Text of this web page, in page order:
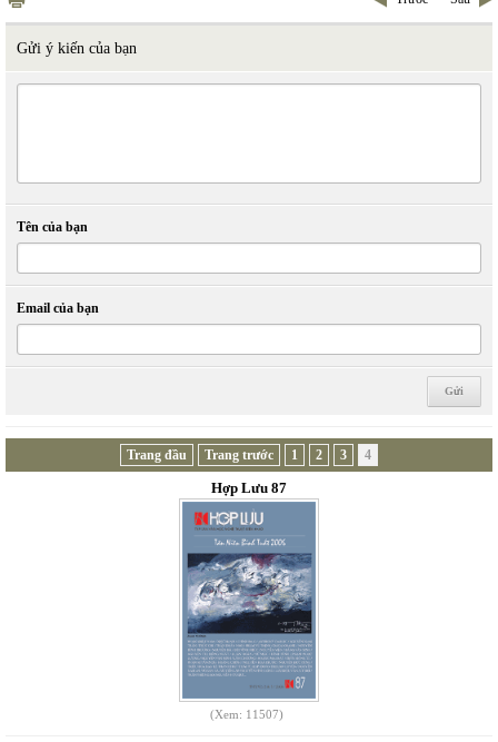
Gửi ý kiến của bạn
Tên của bạn
Email của bạn
Trang đầu Trang trước 1 2 3 4
Hợp Lưu 87
(Xem: 11507)